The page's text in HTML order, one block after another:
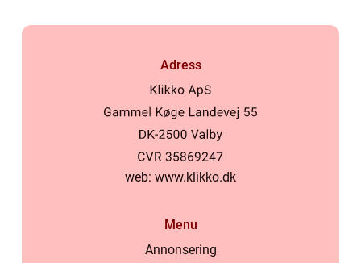
Adress
web: www.klikko.dk
Menu
Annonsering